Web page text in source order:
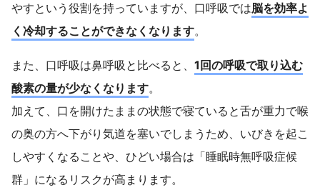
やすという役割を持っていますが、口呼吸では脳を効率よ
く冷却することができなくなります。
また、口呼吸は鼻呼吸と比べると、 1回の呼吸で取り込む
酸素の量が少なくなります。
加えて、口を開けたままの状態で寝ていると舌が重力で喉
の奥の方へ下がり気道を塞いでしまうため、いびきを起こ
しやすくなることや、ひどい場合は「睡眠時無呼吸症候
群」になるリスクが高まります。